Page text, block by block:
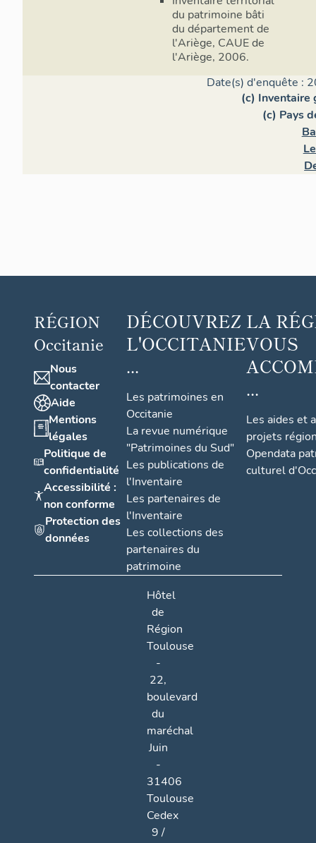
du patrimoine bâti
du département de
l'Ariège, CAUE de
l'Ariège, 2006.
Date(s) d'enquête :
(c) Inventaire
(c) Pays
RÉGION
Occitanie
Nous
contacter
Aide
Mentions
légales
Politique de
confidentialité
Accessibilité :
non conforme
Protection des
données
DÉCOUVREZ
L'OCCITANIE
...
Les patrimoines en
Occitanie
La revue numérique
"Patrimoines du Sud"
Les publications de
l'Inventaire
Les partenaires de
l'Inventaire
Les collections des
partenaires du
patrimoine
LA
VOUS
...
Les aides et
projets
Opendata
culturel
Hôtel
de
Région
Toulouse
-
22,
boulevard
du
maréchal
Juin
-
31406
Toulouse
Cedex
9 /